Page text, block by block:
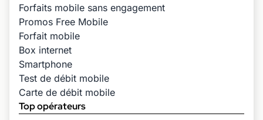
Forfaits mobile sans engagement
Promos Free Mobile
Forfait mobile
Box internet
Smartphone
Test de débit mobile
Carte de débit mobile
Top opérateurs